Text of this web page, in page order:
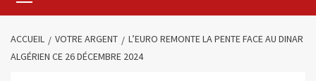
ACCUEIL VOTRE ARGENT
L’EURO REMONTE LA PENTE FACE AU DINAR
ALGÉRIEN CE 26 DÉCEMBRE 2024